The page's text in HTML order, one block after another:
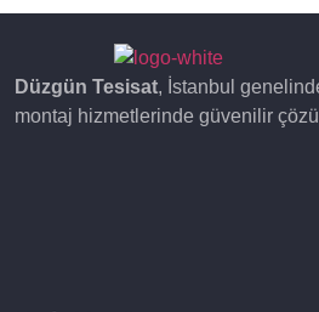
Düzgün Tesisat, İstanbul
montaj hizmetlerinde güvenilir